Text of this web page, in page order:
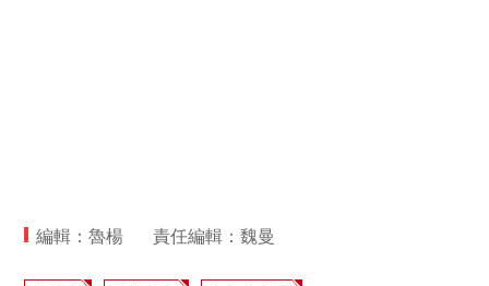
編輯：魯楊 責任編輯：魏曼